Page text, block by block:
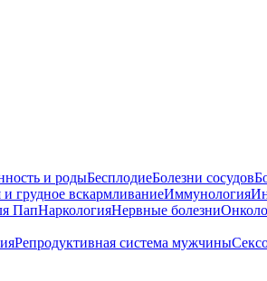
и родыБесплодиеБолезни сосудов
и грудное вскармливаниеИммунология
ПапНаркологияНервные болезни
Репродуктивная система мужчины